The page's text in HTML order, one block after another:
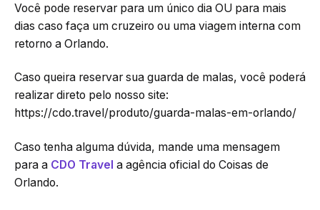
Você pode reservar para um único dia OU para mais
dias caso faça um cruzeiro ou uma viagem interna com
retorno a Orlando.
Caso queira reservar sua guarda de malas, você poderá
realizar direto pelo nosso site:
https://cdo.travel/produto/guarda-malas-em-orlando/
Caso tenha alguma dúvida, mande uma mensagem
para a CDO Travel a agência oficial do Coisas de
Orlando.